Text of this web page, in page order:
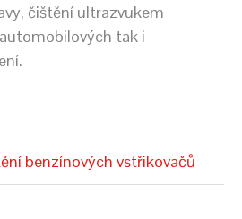
čištění ultrazvukem
tak i
benzínových vstřikovačů